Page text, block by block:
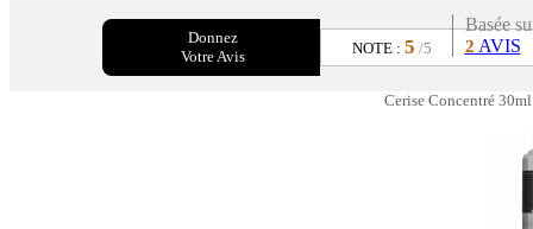
Donnez
Votre Avis
NOTE : 5 /5
Basée
2 AVIS
Cerise Concentré